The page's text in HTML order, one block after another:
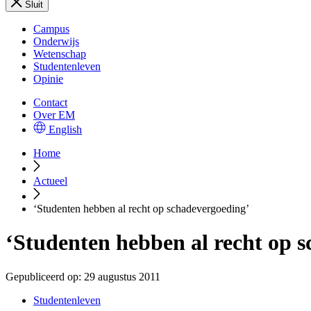
Sluit
Campus
Onderwijs
Wetenschap
Studentenleven
Opinie
Contact
Over EM
English
Home
Actueel
‘Studenten hebben al recht op schadevergoeding’
‘Studenten hebben al recht op
Gepubliceerd op: 29 augustus 2011
Studentenleven